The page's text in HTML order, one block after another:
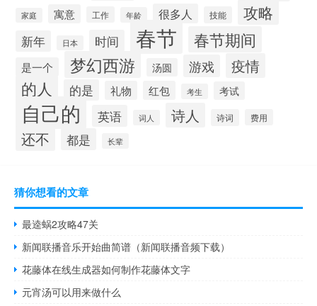
家庭 寓意 工作 年龄 很多人 技能 攻略
新年 日本 时间 春节 春节期间
是一个 梦幻西游 汤圆 游戏 疫情
的人 的是 礼物 红包 考生 考试
自己的 英语 词人 诗人 诗词 费用
还不 都是 长辈
猜你想看的文章
最逵蜗2攻略47关
新闻联播音乐开始曲简谱（新闻联播音频下载）
花藤体在线生成器如何制作花藤体文字
元宵汤可以用来做什么